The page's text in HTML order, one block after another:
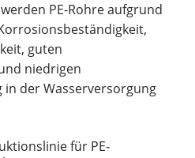
PE-Rohre aufgrund
guten
niedrigen
der Wasserversorgung
für PE-